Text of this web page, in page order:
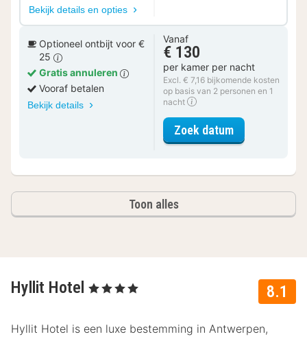
Bekijk details en opties
Optioneel ontbijt voor €
25
Gratis annuleren
Vooraf betalen
Bekijk details
Vanaf
€ 130
per kamer per nacht
Excl. € 7,16 bijkomende kosten
op basis van 2 personen en 1
nacht
Zoek datumvoor Superior
Toon alles
8.1
Hyllit Hotel , 4 Sterren
Hyllit Hotel is een luxe bestemming in Antwerpen,